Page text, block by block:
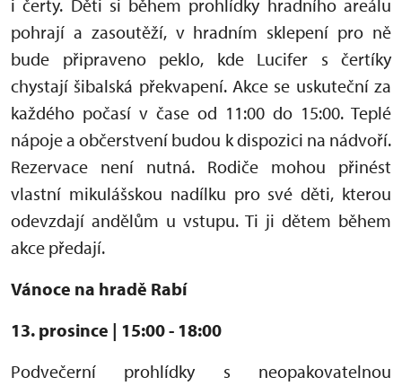
i čerty. Děti si během prohlídky hradního areálu
pohrají a zasoutěží, v hradním sklepení pro ně
bude připraveno peklo, kde Lucifer s čertíky
chystají šibalská překvapení. Akce se uskuteční za
každého počasí v čase od 11:00 do 15:00. Teplé
nápoje a občerstvení budou k dispozici na nádvoří.
Rezervace není nutná. Rodiče mohou přinést
vlastní mikulášskou nadílku pro své děti, kterou
odevzdají andělům u vstupu. Ti ji dětem během
akce předají.
Vánoce na hradě Rabí
13. prosince | 15:00 - 18:00
Podvečerní prohlídky s neopakovatelnou